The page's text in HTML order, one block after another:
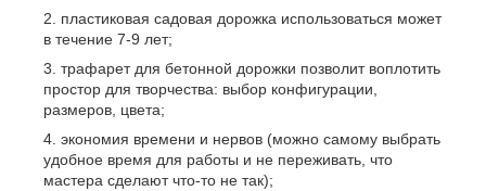
пластиковая садовая дорожка использоваться может
в течение 7-9 лет;
трафарет для бетонной дорожки позволит воплотить
простор для творчества: выбор конфигурации,
размеров, цвета;
экономия времени и нервов (можно самому выбрать
удобное время для работы и не переживать, что
мастера сделают что-то не так);